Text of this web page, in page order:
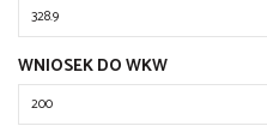
WNIOSEK DO WKW